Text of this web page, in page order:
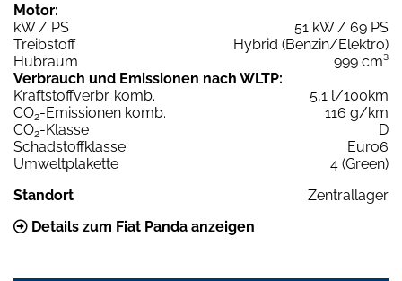
Motor:
kW / PS
51 kW / 69 PS
Treibstoff
Hybrid (Benzin/Elektro)
Hubraum
999 cm³
Verbrauch und Emissionen nach WLTP:
Kraftstoffverbr. komb.
5,1 l/100km
CO2-Emissionen komb.
116 g/km
CO2-Klasse
D
Schadstoffklasse
Euro6
Umweltplakette
4 (Green)
Standort
Zentrallager
Details zum Fiat Panda anzeigen